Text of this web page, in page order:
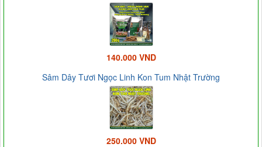
140.000 VND
Sâm Dây Tươi Ngọc Linh Kon Tum Nhật Trường
250.000 VND